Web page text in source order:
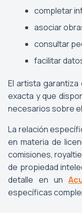
completar
asociar
consultar
facilitar
El artista
exacta y que
necesarios sobre
La relación
en materia de
comisiones,
de propiedad
detalle en un
específicas